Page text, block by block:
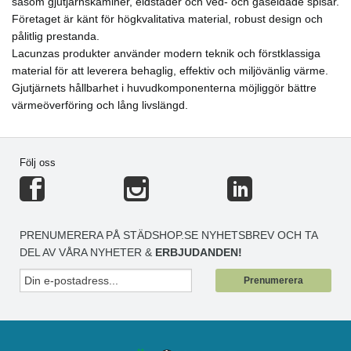
förbättras också genom att fläktarna är placerade på
baksidan, och fläktarna kan till och med stängas av för
att ge total tystnad. Dessutom har LACUNZA beslutat
att utöka ADOUR-serien genom att lansera ADOUR CL,
som levereras med sidoglas för att förbättra utsikten
över elden. Lanseringen av denna serie på marknaden
är planerad till mars, även om företaget redan har
elden kan avnjutas framifrån, från vänster och/eller från
höger. Serien kommer också att lanseras i tre olika
storlekar, alla med sidoglas där kunden själv väljer.
LACUNZA har tagit med i sin katalog i år är sina
tekniska innovationer. Och i det avseendet är ADOUR-
serien den mest kompletta produkten i företagets
kollektion. Insatskaminerna i ADOUR-serien har ett
luftintag som hjälper till att hålla glaset otroligt rent. Tack
Företaget är känt för högkvalitativa material, robust design och
pålitlig prestanda.
Lacunzas produkter använder modern teknik och förstklassiga
material för att leverera behaglig, effektiv och miljövänlig värme.
Gjutjärnets hållbarhet i huvudkomponenterna möjliggör bättre
värmeöverföring och lång livslängd.
Följ oss
PRENUMERERA PÅ STÄDSHOP.SE NYHETSBREV OCH TA
DEL AV VÅRA NYHETER & ERBJUDANDEN!
Prenumerera